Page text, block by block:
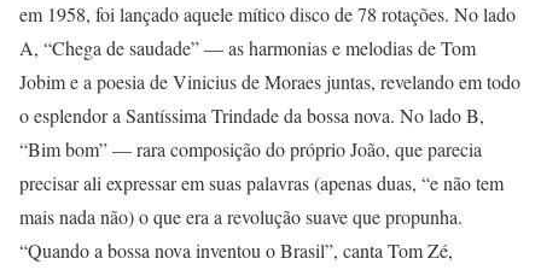
em 1958, foi lançado aquele mítico disco de 78 rotações. No lado
A, “Chega de saudade” — as harmonias e melodias de Tom
Jobim e a poesia de Vinicius de Moraes juntas, revelando em todo
o esplendor a Santíssima Trindade da bossa nova. No lado B,
“Bim bom” — rara composição do próprio João, que parecia
precisar ali expressar em suas palavras (apenas duas, “e não tem
mais nada não) o que era a revolução suave que propunha.
“Quando a bossa nova inventou o Brasil”, canta Tom Zé,